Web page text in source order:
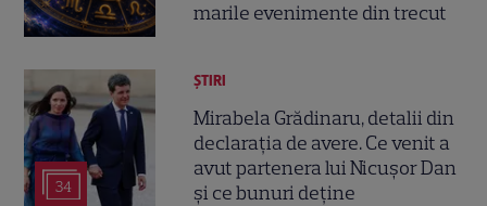
marile evenimente din trecut
34
ȘTIRI
Mirabela Grădinaru, detalii din
declarația de avere. Ce venit a
avut partenera lui Nicușor Dan
și ce bunuri deține